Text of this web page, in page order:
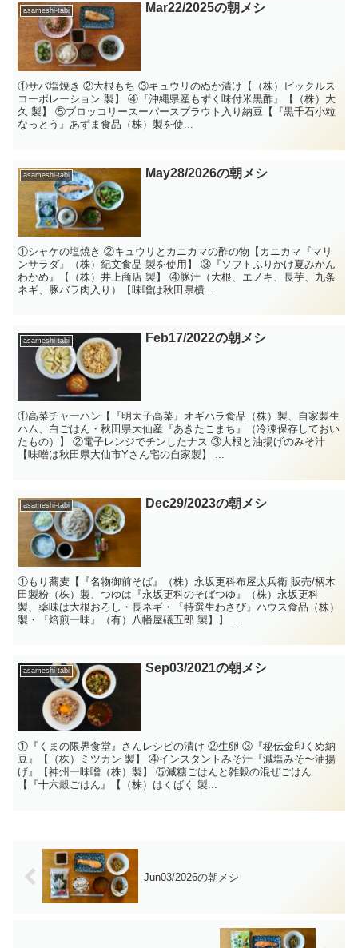
asameshi-tabi Mar22/2025の朝メシ
①サバ塩焼き ②大根もち ③キュウリのぬか漬け【（株）ピックルス
コーポレーション 製】 ④『沖縄県産もずく味付米黒酢』【（株）大
久 製】 ⑤ブロッコリースーパースプラウト入り納豆【『黒千石小粒
なっとう』あずま食品（株）製を使...
asameshi-tabi May28/2026の朝メシ
①シャケの塩焼き ②キュウリとカニカマの酢の物【カニカマ『マリ
ンサラダ』（株）紀文食品 製を使用】 ③『ソフトふりかけ夏みかん
わかめ』【（株）井上商店 製】 ④豚汁（大根、エノキ、長芋、九条
ネギ、豚バラ肉入り）【味噌は秋田県横...
asameshi-tabi Feb17/2022の朝メシ
①高菜チャーハン【『明太子高菜』オギハラ食品（株）製、自家製生
ハム、白ごはん・秋田県大仙産『あきたこまち』（冷凍保存しておい
たもの）】 ②電子レンジでチンしたナス ③大根と油揚げのみそ汁
【味噌は秋田県大仙市Yさん宅の自家製】 ...
asameshi-tabi Dec29/2023の朝メシ
①もり蕎麦【『名物御前そば』（株）永坂更科布屋太兵衛 販売/柄木
田製粉（株）製、つゆは『永坂更科のそばつゆ』（株）永坂更科
製、薬味は大根おろし・長ネギ・『特選生わさび』ハウス食品（株）
製・『焙煎一味』（有）八幡屋礒五郎 製】】 ...
asameshi-tabi Sep03/2021の朝メシ
①『くまの限界食堂』さんレシピの漬け ②生卵 ③『秘伝金印くめ納
豆』【（株）ミツカン 製】 ④インスタントみそ汁『減塩みそ〜油揚
げ』【神州一味噌（株）製】 ⑤減糖ごはんと雑穀の混ぜごはん
【『十六穀ごはん』【（株）はくばく 製...
Jun03/2026の朝メシ